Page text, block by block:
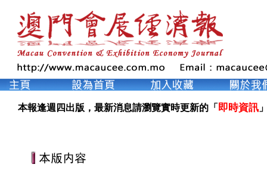
本報逢週四出版，最新消息請瀏覽實時更新的「 即時資訊